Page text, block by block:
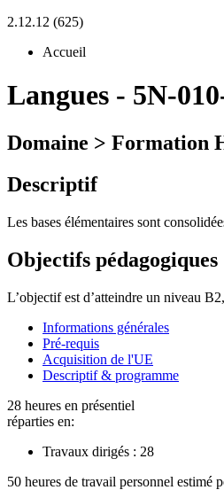
2.12.12 (625)
Accueil
Langues - 5N-
Domaine > Formation
Descriptif
Les bases élémentaires sont
Objectifs pédagogiques
L’objectif est d’atteindre un niveau
Informations générales
Pré-requis
Acquisition de l'UE
Descriptif & programme
28 heures en présentiel
réparties en:
Travaux dirigés : 28
50 heures de travail personnel estimé